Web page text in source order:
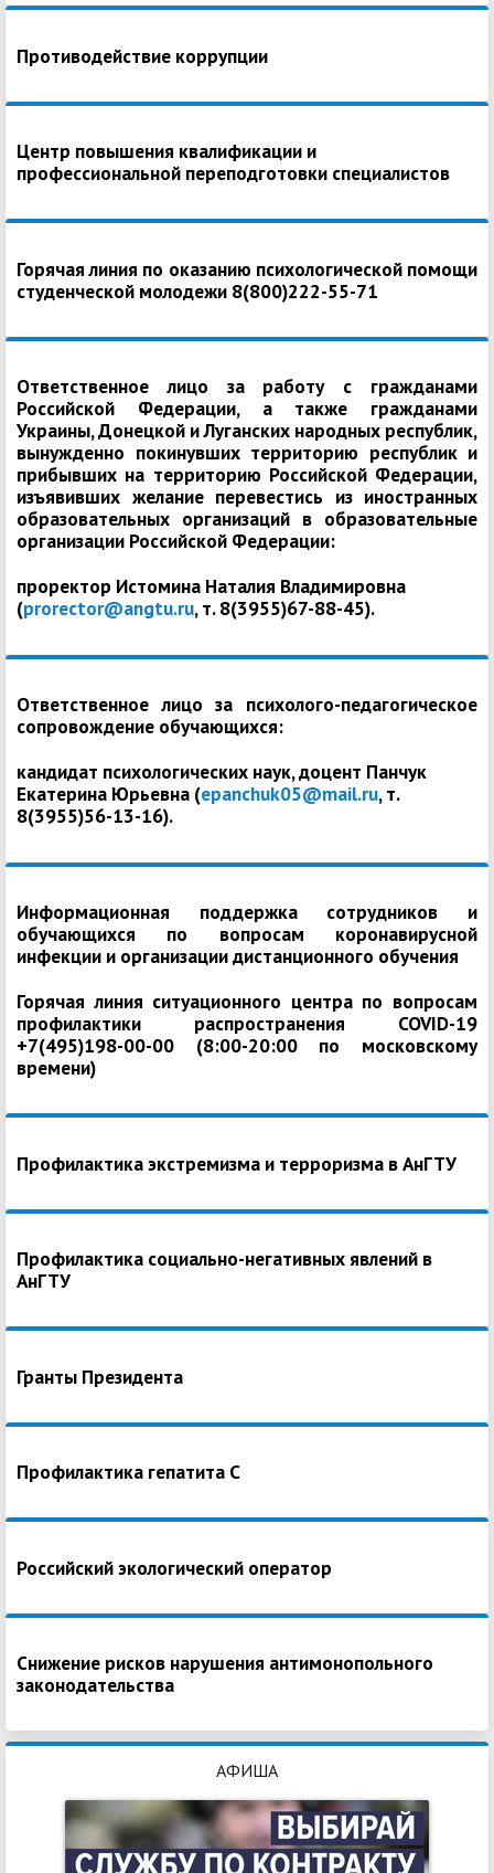
Противодействие коррупции
Центр повышения квалификации и
профессиональной переподготовки специалистов
Горячая линия по оказанию психологической помощи
студенческой молодежи 8(800)222-55-71
Ответственное лицо за работу с гражданами
Российской Федерации, а также гражданами
Украины, Донецкой и Луганских народных республик,
вынужденно покинувших территорию республик и
прибывших на территорию Российской Федерации,
изъявивших желание перевестись из иностранных
образовательных организаций в образовательные
организации Российской Федерации:
проректор Истомина Наталия Владимировна
(prorector@angtu.ru, т. 8(3955)67-88-45).
Ответственное лицо за психолого-педагогическое
сопровождение обучающихся:
кандидат психологических наук, доцент Панчук
Екатерина Юрьевна (epanchuk05@mail.ru, т.
8(3955)56-13-16).
Информационная поддержка сотрудников и
обучающихся по вопросам коронавирусной
инфекции и организации дистанционного обучения
Горячая линия ситуационного центра по вопросам
профилактики распространения COVID-19
+7(495)198-00-00 (8:00-20:00 по московскому
времени)
Профилактика экстремизма и терроризма в АнГТУ
Профилактика социально-негативных явлений в
АнГТУ
Гранты Президента
Профилактика гепатита С
Российский экологический оператор
Снижение рисков нарушения антимонопольного
законодательства
АФИША